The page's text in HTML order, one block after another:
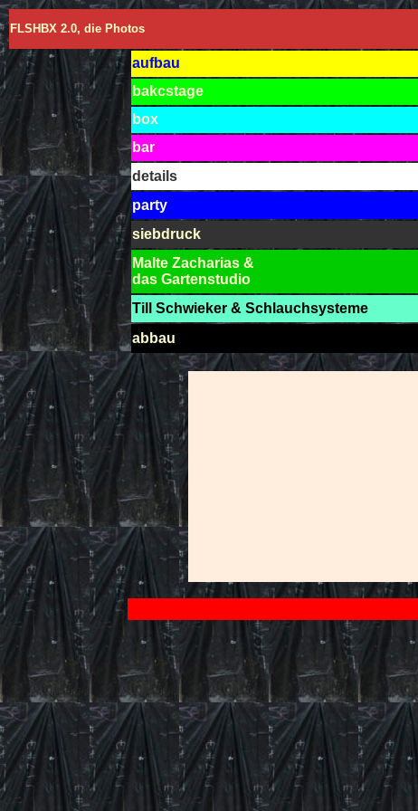
FLSHBX 2.0, die Photos
aufbau
bakcstage
box
bar
details
party
siebdruck
Malte Zacharias &
das Gartenstudio
Till Schwieker & Schlauchsysteme
abbau